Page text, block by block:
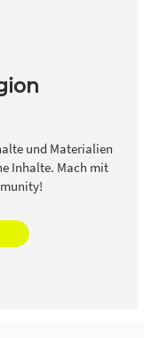
und Materialien
Inhalte. Mach mit